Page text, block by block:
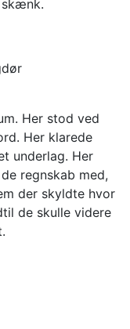
skænk.
Her stod ved
Her klarede
underlag. Her
regnskab med,
der skyldte hvor
de skulle videre